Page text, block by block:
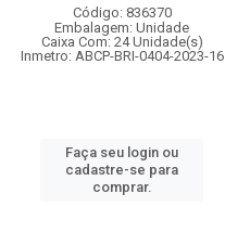
Código: 836370
Embalagem: Unidade
Caixa Com: 24 Unidade(s)
Inmetro: ABCP-BRI-0404-2023-16
Faça seu login ou
cadastre-se para
comprar.